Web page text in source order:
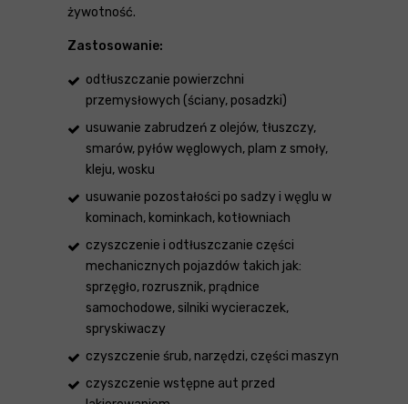
żywotność.
Zastosowanie:
odtłuszczanie powierzchni
przemysłowych (ściany, posadzki)
usuwanie zabrudzeń z olejów, tłuszczy,
smarów, pyłów węglowych, plam z smoły,
kleju, wosku
usuwanie pozostałości po sadzy i węglu w
kominach, kominkach, kotłowniach
czyszczenie i odtłuszczanie części
mechanicznych pojazdów takich jak:
sprzęgło, rozrusznik, prądnice
samochodowe, silniki wycieraczek,
spryskiwaczy
czyszczenie śrub, narzędzi, części maszyn
czyszczenie wstępne aut przed